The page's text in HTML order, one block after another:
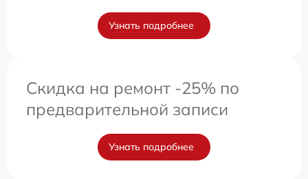
Узнать подробнее
Скидка на ремонт -25% по
предварительной записи
Узнать подробнее